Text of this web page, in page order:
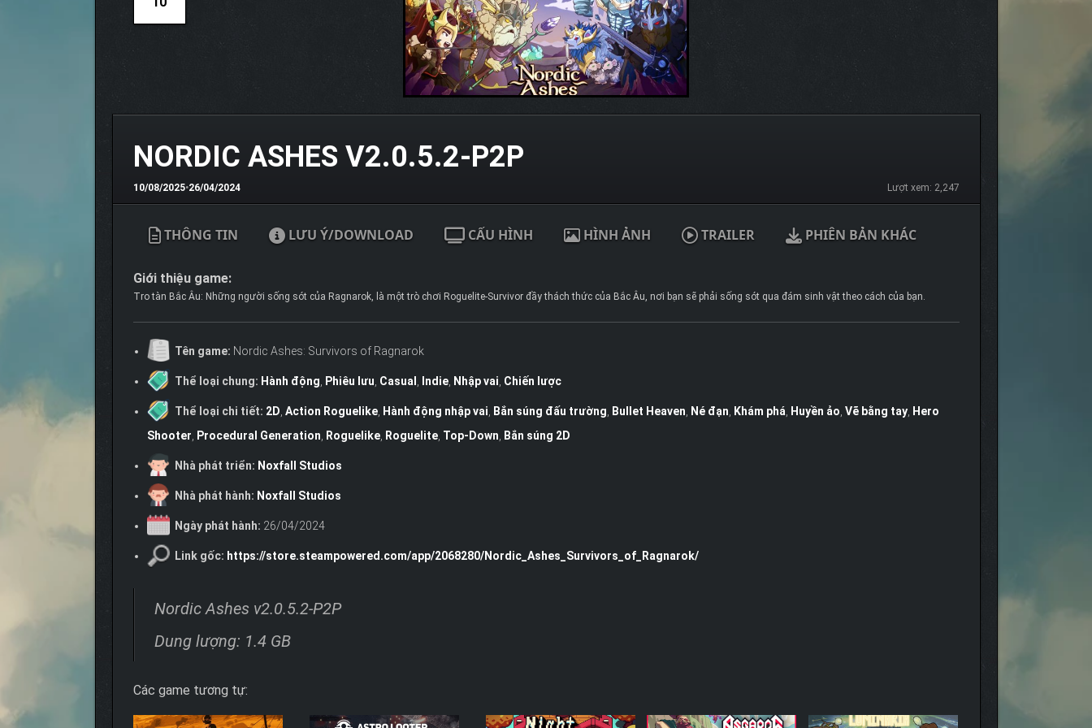
NORDIC ASHES V2.0.5.2-P2P
10/08/2025•26/04/2024 Lượt xem: 2,247
THÔNG TIN LƯU Ý/DOWNLOAD CẤU HÌNH HÌNH ẢNH TRAILER PHIÊN BẢN KHÁC
Giới thiệu game:
Tro tàn Bắc Âu: Những người sống sót của Ragnarok, là một trò chơi Roguelite-Survivor đầy thách thức của Bắc Âu, nơi bạn sẽ phải sống sót qua đám sinh vật theo cách của bạn.
Tên game: Nordic Ashes: Survivors of Ragnarok
Thể loại chung: Hành động Phiêu lưu Casual Indie, Nhập vai Chiến lược
Thể loại chi tiết: 2D Action Roguelike, Hành động nhập vai Bắn súng đấu trường Bullet Heaven Né đạn Khám phá Huyền ảo Vẽ bằng tay, Hero
Shooter
Procedural Generation Roguelike, Roguelite, Top-Down Bắn súng 2D
Nhà phát triển: Noxfall Studios
Nhà phát hành: Noxfall Studios
Ngày phát hành: 26/04/2024
Link gốc: https://store.steampowered.com/app/2068280/Nordic_Ashes_Survivors_of_Ragnarok/
Nordic Ashes v2.0.5.2-P2P
Dung lượng: 1.4 GB
Các game tương tự: